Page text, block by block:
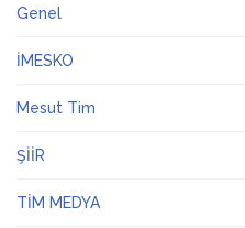
Genel
İMESKO
Mesut Tim
ŞİİR
TİM MEDYA